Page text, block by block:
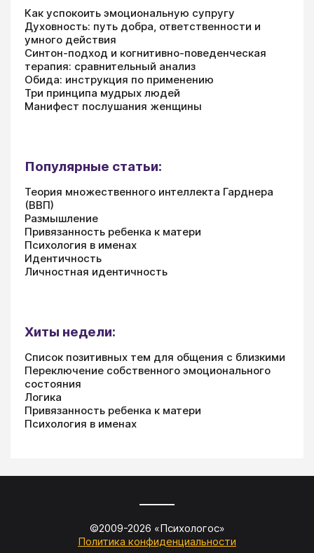
Как успокоить эмоциональную супругу
Духовность: путь добра, ответственности и
умного действия
Синтон-подход и когнитивно-поведенческая
терапия: сравнительный анализ
Обида: инструкция по применению
Три принципа мудрых людей
Манифест послушания женщины
Популярные статьи:
Теория множественного интеллекта Гарднера
(ВВП)
Размышление
Привязанность ребенка к матери
Психология в именах
Идентичность
Личностная идентичность
Хиты недели:
Список позитивных тем для общения с близкими
Переключение собственного эмоционального
состояния
Логика
Привязанность ребенка к матери
Психология в именах
©2009-2026 «Психологос»
Политика конфиденциальности